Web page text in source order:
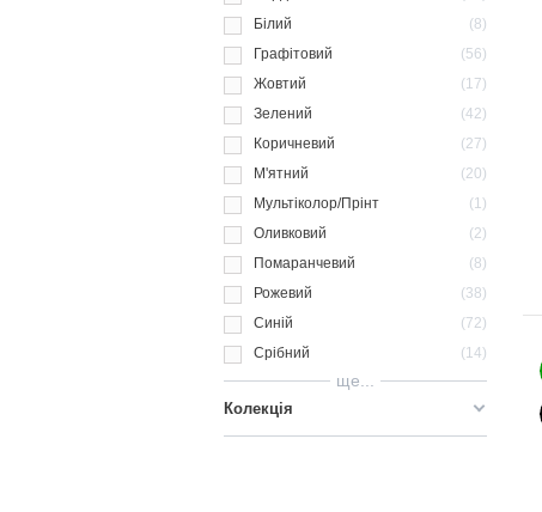
Білий
8
Графітовий
56
Жовтий
17
Зелений
42
Коричневий
27
М'ятний
20
Мультіколор/Прінт
1
Оливковий
2
Помаранчевий
8
Рожевий
38
Синій
72
Срібний
14
ще...
Колекція